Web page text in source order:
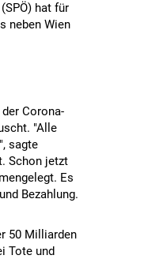
hat für
neben Wien
Corona-
"Alle
sagte
Schon jetzt
Es
Bezahlung.
50 Milliarden
Tote und